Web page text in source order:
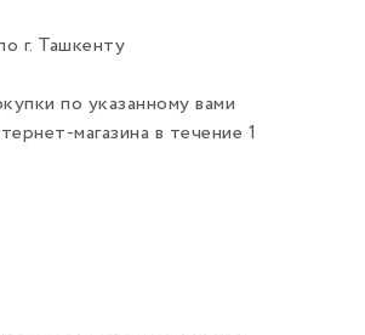
г. Ташкенту
по указанному вами
магазина в течение 1